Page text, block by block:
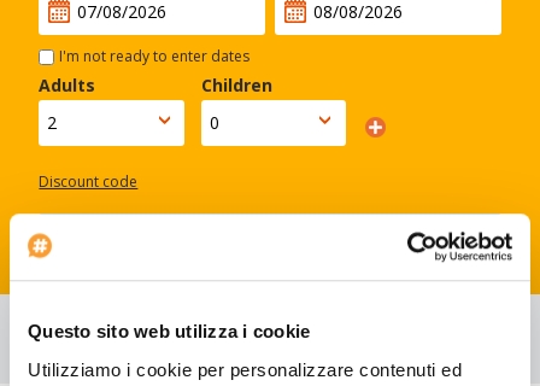
Questo sito web utilizza i cookie
Utilizziamo i cookie per personalizzare contenuti ed
I'm not ready to enter dates
Adults Children
Discount code
Map